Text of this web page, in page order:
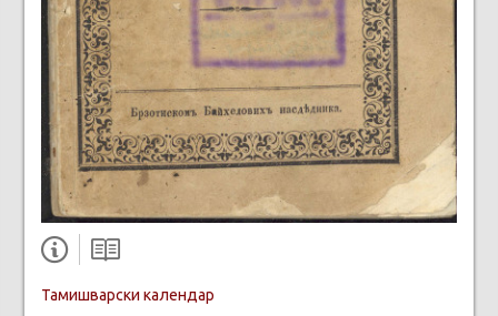
Тамишварски календар